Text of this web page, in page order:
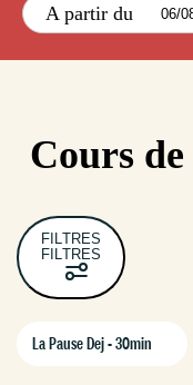
A partir du
Cours
FILTRES
FILTRES
La Pause Dej - 30min